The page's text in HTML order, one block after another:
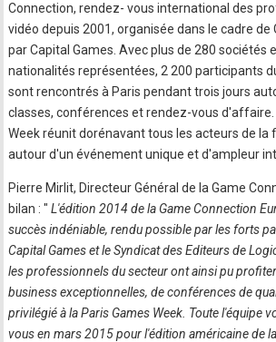
Connection, rendez- vous international des
vidéo depuis 2001, organisée dans le cadre de
par Capital Games. Avec plus de 280 sociétés
nationalités représentées, 2 200 participants
sont rencontrés à Paris pendant trois jours
classes, conférences et rendez-vous d'affaire.
Week réunit dorénavant tous les acteurs de la
autour d'un événement unique et d'ampleur
Pierre Mirlit, Directeur Général de la Game
bilan : " L'édition 2014 de la Game Connection
succès indéniable, rendu possible par les forts
Capital Games et le Syndicat des Editeurs de
les professionnels du secteur ont ainsi pu
business exceptionnelles, de conférences de
privilégié à la Paris Games Week. Toute l'équipe
vous en mars 2015 pour l'édition américaine de